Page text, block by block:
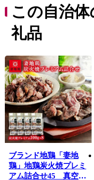
ローマ法王に謁見した
「都於郡（とのこおり
ふれるまちです。
西都原台地には、春は
が訪れる県内でも有数
カーをはじめとした多
ポーツキャンプ地とし
温暖な気候と豊かな大
全国でも高く評価され
この自治
礼品
ブランド地鶏「妻地
鶏」地鶏炭火焼プレミ
アム詰合せ45 真空パ